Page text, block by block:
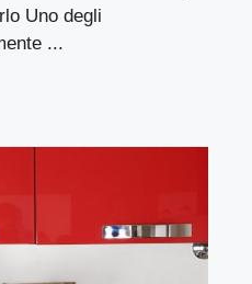
Uno degli
...